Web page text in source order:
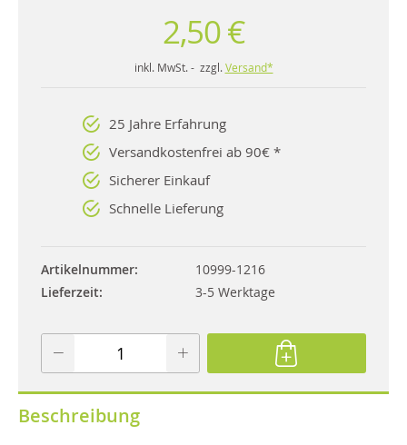
2,50 €
inkl. MwSt. - zzgl. Versand*
25 Jahre Erfahrung
Versandkostenfrei ab 90€ *
Sicherer Einkauf
Schnelle Lieferung
Artikelnummer
10999-1216
Lieferzeit
3-5 Werktage
Beschreibung